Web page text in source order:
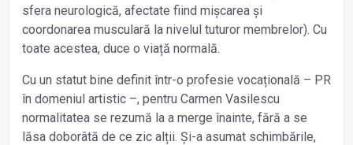
sfera neurologică, afectate fiind mișcarea și
coordonarea musculară la nivelul tuturor membrelor). Cu
toate acestea, duce o viață normală.
Cu un statut bine definit într-o profesie vocațională – PR
în domeniul artistic –, pentru Carmen Vasilescu
normalitatea se rezumă la a merge înainte, fără a se
lăsa doborâtă de ce zic alții. Și-a asumat schimbările,